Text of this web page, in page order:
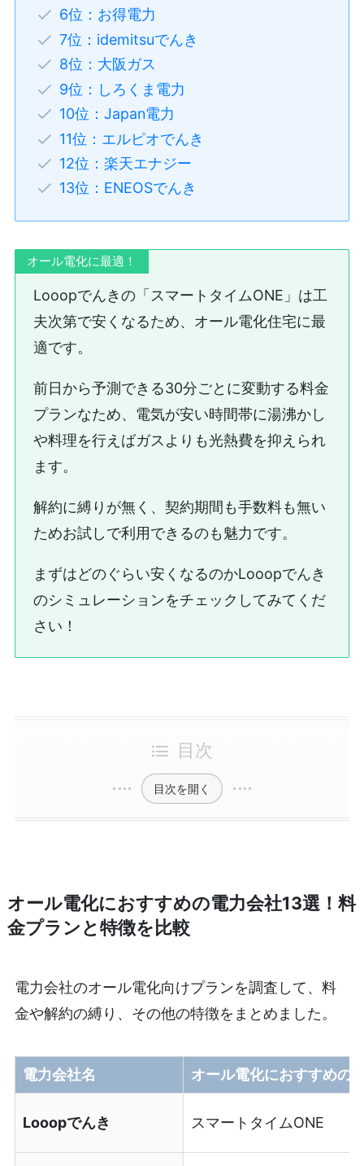
6位：お得電力
7位：idemitsuでんき
8位：大阪ガス
9位：しろくま電力
10位：Japan電力
11位：エルピオでんき
12位：楽天エナジー
13位：ENEOSでんき
オール電化に最適！
Looopでんきの「スマートタイムONE」は工
夫次第で安くなるため、オール電化住宅に最
適です。
前日から予測できる30分ごとに変動する料金
プランなため、電気が安い時間帯に湯沸かし
や料理を行えばガスよりも光熱費を抑えられ
ます。
解約に縛りが無く、契約期間も手数料も無い
ためお試しで利用できるのも魅力です。
まずはどのぐらい安くなるのかLooopでんき
のシミュレーションをチェックしてみてくだ
さい！
目次
目次を開く
オール電化におすすめの電力会社13選！料
金プランと特徴を比較
電力会社のオール電化向けプランを調査して、料
金や解約の縛り、その他の特徴をまとめました。
電力会社名 オール電化におすすめの
Looopでんき スマートタイムONE